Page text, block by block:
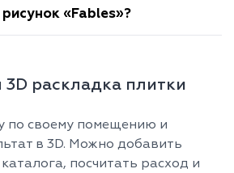
«Fables»?
3D раскладка плитки
по своему помещению и
в 3D. Можно добавить
посчитать расход и